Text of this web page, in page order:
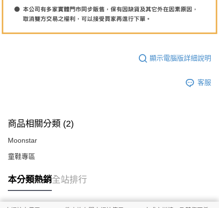
顯示電腦版詳細說明
客服
商品相關分類 (2)
Moonstar
童鞋專區
本分類熱銷全站排行